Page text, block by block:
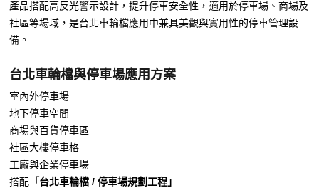
產品搭配高反光警示設計，提升停車安全性，適用於停車場、商場及
社區等場域，是台北車輪檔應用中兼具美觀與實用性的停車管理設
備。
台北車輪檔與停車場應用方案
室內外停車場
地下停車空間
商場與百貨停車區
社區大樓停車格
工廠與企業停車場
搭配 「台北車輪檔 / 停車場規劃工程」